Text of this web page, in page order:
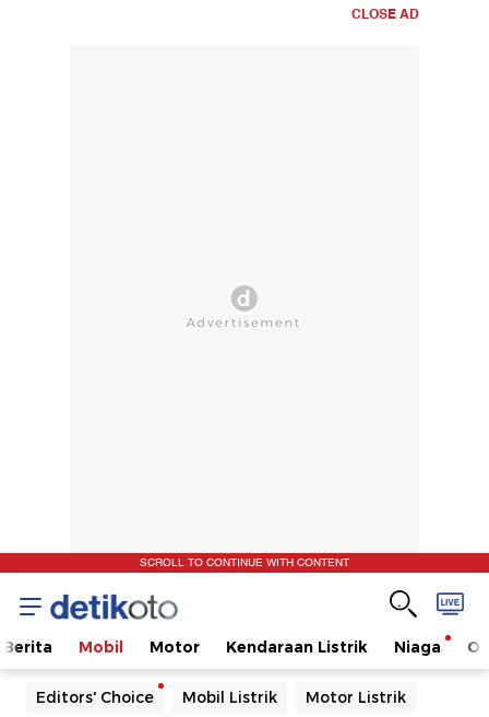
CLOSE AD
SCROLL TO CONTINUE WITH CONTENT
Berita Mobil Motor Kendaraan Listrik Niaga
Editors' Choice Mobil Listrik Motor Listrik